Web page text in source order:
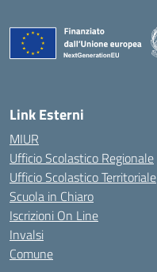
Link Esterni
MIUR
Ufficio Scolastico Regionale
Ufficio Scolastico Territoriale
Scuola in Chiaro
Iscrizioni On Line
Invalsi
Comune